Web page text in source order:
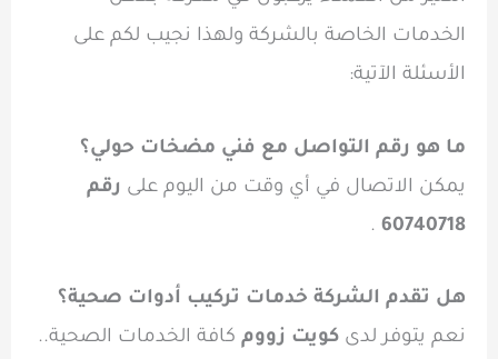
الخدمات الخاصة بالشركة ولهذا نجيب لكم على
الأسئلة الآتية:
ما هو رقم التواصل مع فني مضخات حولي؟
يمكن الاتصال في أي وقت من اليوم على رقم
60740718
.
هل تقدم الشركة خدمات تركيب أدوات صحية؟
نعم يتوفر لدىكويت زووم كافة الخدمات الصحية..